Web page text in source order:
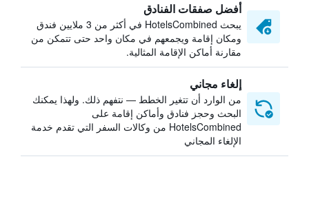
أفضل صفقات الفنادق
يبحث HotelsCombined في أكثر من 3 ملايين فندق
ومكان إقامة ويجمعهم في مكان واحد حتى تتمكن من
مقارنة أماكن الإقامة المثالية.
إلغاء مجاني
من الوارد أن تتغير الخطط — نتفهم ذلك. ولهذا يمكنك
البحث وحجز فنادق وأماكن إقامة على
HotelsCombined من وكالات السفر التي تقدم خدمة
الإلغاء المجاني